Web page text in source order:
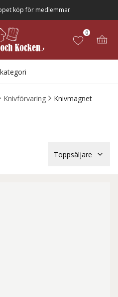
köp för medlemmar
0
Knivförvaring Knivmagnet
Toppsäljare